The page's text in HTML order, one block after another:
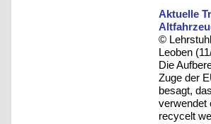
Aktuelle
©
Leoben
Die
Zuge der
besagt,
verwendet
recycelt